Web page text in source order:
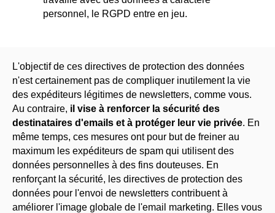
personnel, le RGPD entre en jeu.
L'objectif de ces directives de protection des données
n'est certainement pas de compliquer inutilement la vie
des expéditeurs légitimes de newsletters, comme vous.
Au contraire, il vise à renforcer la sécurité des
destinataires d'emails et à protéger leur vie privée. En
même temps, ces mesures ont pour but de freiner au
maximum les expéditeurs de spam qui utilisent des
données personnelles à des fins douteuses. En
renforçant la sécurité, les directives de protection des
données pour l'envoi de newsletters contribuent à
améliorer l'image globale de l'email marketing. Elles vous